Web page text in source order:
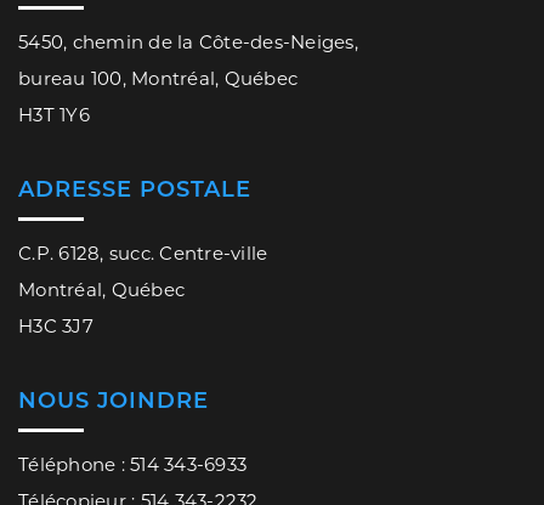
5450, chemin de la Côte-des-Neiges,
bureau 100, Montréal, Québec
H3T 1Y6
ADRESSE POSTALE
C.P. 6128, succ. Centre-ville
Montréal, Québec
H3C 3J7
NOUS JOINDRE
Téléphone : 514 343-6933
Télécopieur : 514 343-2232